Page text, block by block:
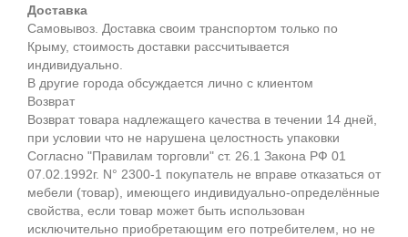
Доставка
Самовывоз. Доставка своим транспортом только по
Крыму, стоимость доставки рассчитывается
индивидуально.
В другие города обсуждается лично с клиентом
Возврат
Возврат товара надлежащего качества в течении 14 дней,
при условии что не нарушена целостность упаковки
Согласно "Правилам торговли" ст. 26.1 Закона РФ 01
07.02.1992г. N° 2300-1 покупатель не вправе отказаться от
мебели (товар), имеющего индивидуально-определённые
свойства, если товар может быть использован
исключительно приобретающим его потребителем, но не